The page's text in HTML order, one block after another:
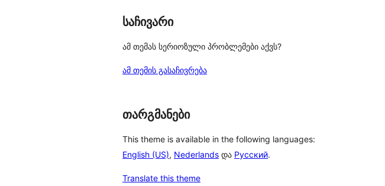
საჩივარი
ამ თემას სერიოზული პრობლემები აქვს?
ამ თემის გასაჩივრება
თარგმანები
This theme is available in the following languages:
English (US), Nederlands და Русский.
Translate this theme